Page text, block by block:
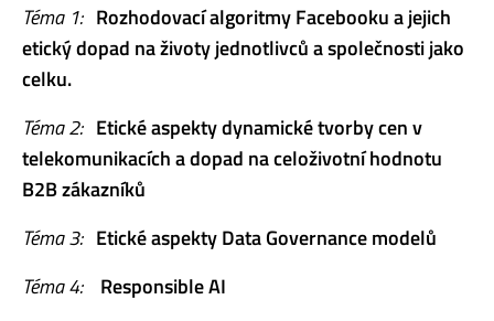
Téma 1: Rozhodovací algoritmy Facebooku a jejich
etický dopad na životy jednotlivců a společnosti jako
celku.
Téma 2: Etické aspekty dynamické tvorby cen v
telekomunikacích a dopad na celoživotní hodnotu
B2B zákazníků
Téma 3: Etické aspekty Data Governance modelů
Téma 4: Responsible AI